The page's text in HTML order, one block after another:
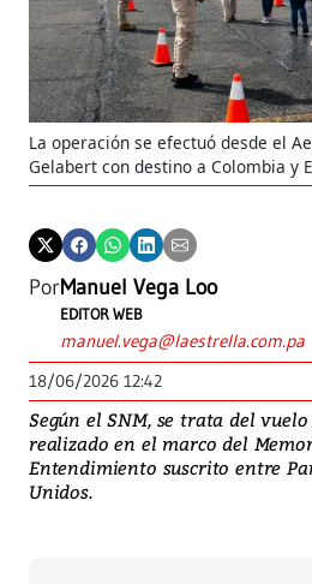
La operación se efectuó desde el
Gelabert con destino a Colombia y
PorManuel Vega Loo
EDITOR WEB
manuel.vega@laestrella.com.pa
18/06/2026 12:42
Según el SNM, se trata del
realizado en el marco del
Entendimiento suscrito entre
Unidos.